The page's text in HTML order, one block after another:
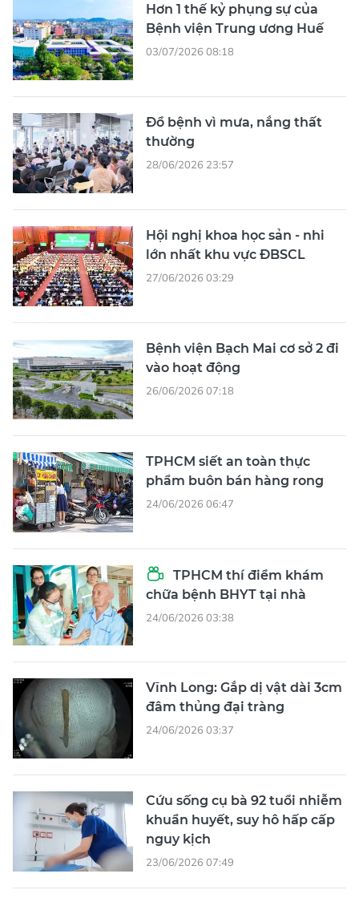
Hơn 1 thế kỷ phụng sự của
Bệnh viện Trung ương Huế
03/07/2026 08:18
Đổ bệnh vì mưa, nắng thất
thường
28/06/2026 23:57
Hội nghị khoa học sản - nhi
lớn nhất khu vực ĐBSCL
27/06/2026 03:29
Bệnh viện Bạch Mai cơ sở 2 đi
vào hoạt động
26/06/2026 07:18
TPHCM siết an toàn thực
phẩm buôn bán hàng rong
24/06/2026 06:47
TPHCM thí điểm khám
chữa bệnh BHYT tại nhà
24/06/2026 03:38
Vĩnh Long: Gắp dị vật dài 3cm
đâm thủng đại tràng
24/06/2026 03:37
Cứu sống cụ bà 92 tuổi nhiễm
khuẩn huyết, suy hô hấp cấp
nguy kịch
23/06/2026 07:49